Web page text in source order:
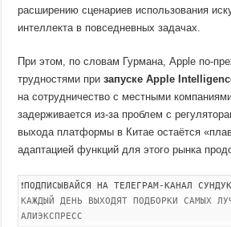
расширению сценариев использования
интеллекта в повседневных задачах.
При этом, по словам Гурмана, Apple по-
трудностями призапуске Apple
на сотрудничество с местными
задерживается из-за проблем с
выхода платформы в Китае остаётся
адаптацией функций для этого рынка
❗ПОДПИСЫВАЙСЯ НА ТЕЛЕГРАМ-КАНАЛ
КАЖДЫЙ ДЕНЬ ВЫХОДЯТ ПОДБОРКИ САМЫХ
АЛИЭКСПРЕСС